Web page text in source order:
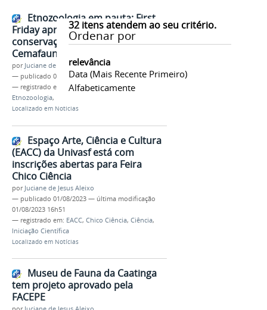
32itens atendem ao seu critério.
Ordenar por
relevância
Data (mais Recente Primeiro)
Alfabeticamente
Etnozoologia em pauta: First
Friday aproxima ciência, cultura e
conservação da biodiversidade no
Cemafauna
por Juciane de Jesus Aleixo
— publicado 08/09/2025
— registrado em:
Cemafauna,Museu da Fauna
Etnozoologia,
Localizado em Notícias
Espaço Arte, Ciência e Cultura
(EACC) da Univasf está com
inscrições abertas para Feira
Chico Ciência
por Juciane de Jesus Aleixo
— publicado 01/08/2023 — última modificação
01/08/2023 16h51
— registrado em: EACC, Chico Ciência, Ciência,
Iniciação Científica
Localizado em Notícias
Museu de Fauna da Caatinga
tem projeto aprovado pela
FACEPE